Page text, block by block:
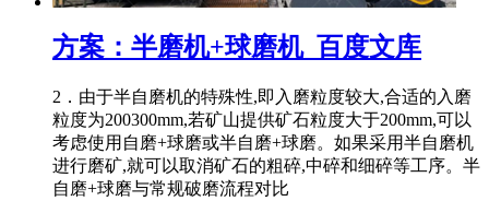
方案：半磨机+球磨机_百度文库
2．由于半自磨机的特殊性,即入磨粒度较大,合适的入磨
粒度为200300mm,若矿山提供矿石粒度大于200mm,可以
考虑使用自磨+球磨或半自磨+球磨。如果采用半自磨机
进行磨矿,就可以取消矿石的粗碎,中碎和细碎等工序。半
自磨+球磨与常规破磨流程对比